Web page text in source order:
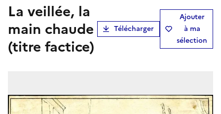
La veillée, la
main chaude
(titre factice)
Télécharger
Ajouter
à ma
sélection